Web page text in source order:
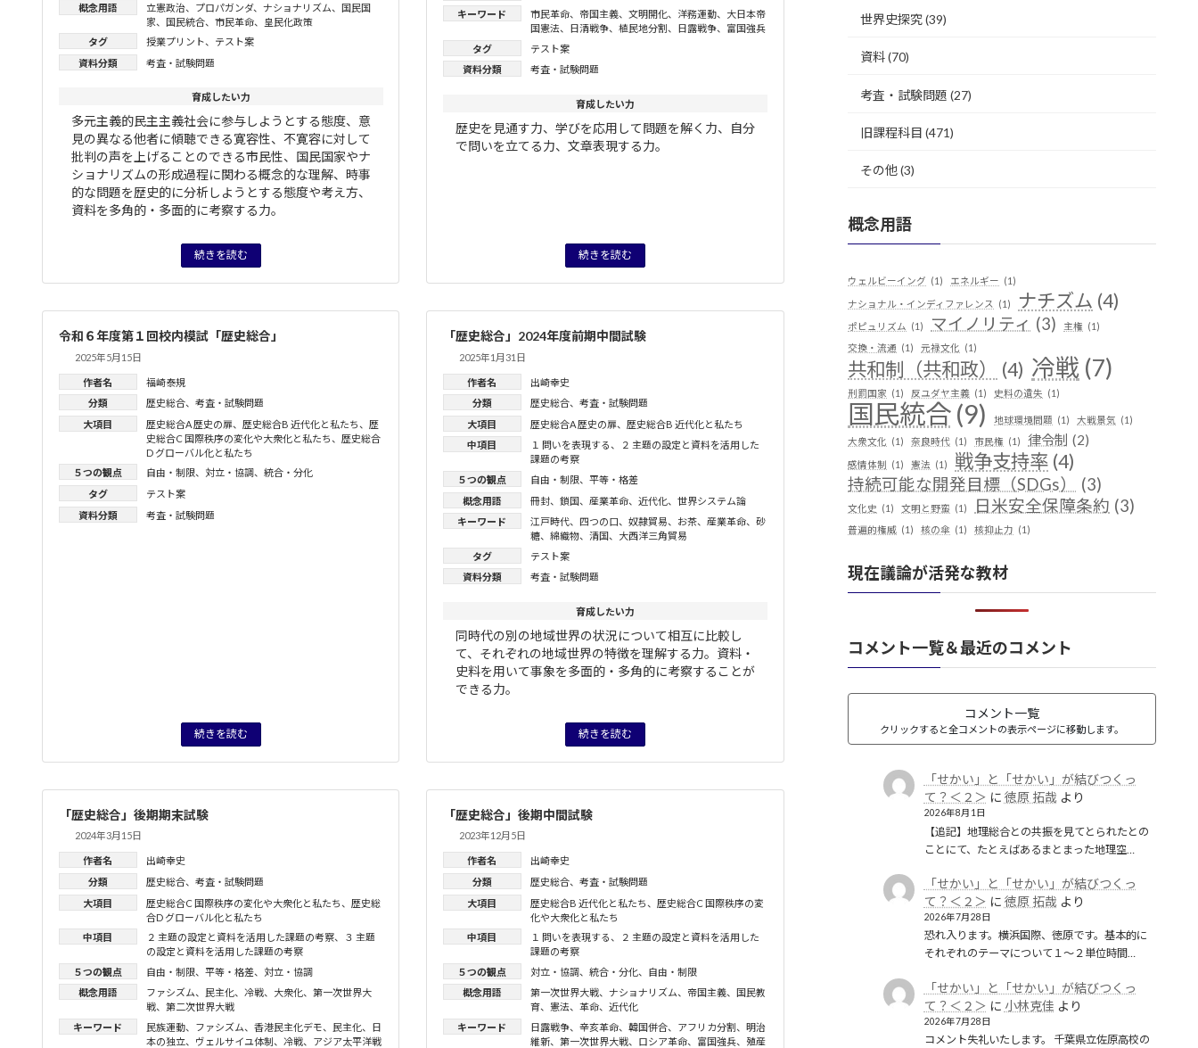
タグ 授業プリント、 テスト案
概念用語
立憲政治、 プロパガンダ、 ナショナリズム、 国民国
家、 国民統合、 市民革命、 皇民化政策
資料分類 考査・試験問題
続きを読む
育成したい力
多元主義的民主主義社会に参与しようとする態度、意
見の異なる他者に傾聴できる寛容性、不寛容に対して
批判の声を上げることのできる市民性、国民国家やナ
ショナリズムの形成過程に関わる概念的な理解、時事
的な問題を歴史的に分析しようとする態度や考え方、
資料を多角的・多面的に考察する力。
タグ テスト案
キーワード
市民革命、 帝国主義、 文明開化、 洋務運動、 大日本帝
国憲法、 日清戦争、 植民地分割 、 日露戦争、 富国強兵
資料分類 考査・試験問題
続きを読む
育成したい力
歴史を見通す力、学びを応用して問題を解く力、自分
で問いを立てる力、文章表現する力。
令和６年度第１回校内模試「歴史総合」
2025年5月15日
タグ テスト案
作者名 福崎泰規
大項目 歴史総合A 歴史の扉、 歴史総合B 近代化と私たち、 歴
史総合C 国際秩序の変化や大衆化と私たち、 歴史総合
D グローバル化と私たち
５つの観点
自由・制限、 対立・協調、 統合・分化
分類 歴史総合、 考査・試験問題
資料分類 考査・試験問題
続きを読む
「歴史総合」2024年度前期中間試験
2025年1月31日
タグ テスト案
作者名 出崎幸史
大項目 歴史総合A 歴史の扉、 歴史総合B 近代化と私たち
中項目
１ 問いを表現する、
２ 主題の設定と資料を活用した
課題の考察
５つの観点
自由・制限、 平等・格差
概念用語
冊封、 鎖国、 産業革命、 近代化、 世界システム論
キーワード
江戸時代、 四つの口、 奴隷貿易、 お茶、 産業革命、 砂
糖、 綿織物、 清国、 大西洋三角貿易
分類 歴史総合、 考査・試験問題
資料分類 考査・試験問題
続きを読む
育成したい力
同時代の別の地域世界の状況について相互に比較し
て、それぞれの地域世界の特徴を理解する力。資料・
史料を用いて事象を多面的・多角的に考察することが
できる力。
「歴史総合」後期期末試験
2024年3月15日
作者名 出崎幸史
大項目 歴史総合C 国際秩序の変化や大衆化と私たち 、 歴史総
合D グローバル化と私たち
中項目
２ 主題の設定と資料を活用した課題の考察、
３ 主題
の設定と資料を活用した課題の考察
５つの観点
自由・制限、 平等・格差、
対立・協調
概念用語
ファシズム、 民主化、 冷戦、 大衆化、 第一次世界大
戦、 第二次世界大戦
キーワード
民族運動、 ファシズム、 香港民主化デモ、 民主化、
日
本の独立、 ヴェルサイユ体制、 冷戦、
アジア太平洋戦
分類 歴史総合、 考査・試験問題
「歴史総合」後期中間試験
2023年12月5日
作者名 出崎幸史
大項目 歴史総合B 近代化と私たち 、 歴史総合C 国際秩序の変
化や大衆化と私たち
中項目
１ 問いを表現する、
２ 主題の設定と資料を活用した
課題の考察
５つの観点
対立・協調、 統合・分化、 自由・制限
概念用語
第一次世界大戦、 ナショナリズム、 帝国主義、
国民教
育、 憲法、 革命、 近代化
キーワード
日露戦争、 辛亥革命、 韓国併合、 アフリカ分割、 明治
維新、 第一次世界大戦、 ロシア革命、 富国強兵、 殖産
分類 歴史総合、 考査・試験問題
世界史探究(39)
資料(70)
考査・試験問題 (27)
旧課程科目 (471)
その他(3)
概念用語
ウェルビーイング (1) エネルギー (1)
ナショナル・インディファレンス
(1) ナチズム (4)
ポピュリズム (1) マイノリティ (3) 主権 (1)
交換・流通 (1) 元禄文化 (1)
共和制（共和政） (4) 冷戦 (7)
刑罰国家 (1) 反ユダヤ主義 (1) 史料の遺失 (1)
国民統合 (9) 地球環境問題 (1) 大戦景気 (1)
大衆文化 (1) 奈良時代 (1) 市民権 (1) 律令制 (2)
感情体制 (1) 憲法 (1) 戦争支持率 (4)
持続可能な開発目標（SDGs） (3)
文化史 (1) 文明と野蛮 (1) 日米安全保障条約 (3)
普遍的権威 (1) 核の傘 (1) 核抑止力 (1)
歴史実践 (1) 民族独立運動
都城制 (1) 鎖国(4) 革命 (1)
現在議論が活発な教材
コメント一覧＆最近のコメント
コメント一覧
クリックすると全コメントの表示ページに移動します。
「せかい」と「せかい」が結びつくっ
て？＜２＞ に 徳原 拓哉 より
2026年8月1日
【追記】地理総合との共振を見てとられたとの
ことにて、たとえばあるまとまった地理空…
「せかい」と「せかい」が結びつくっ
て？＜２＞ に 徳原 拓哉 より
2026年7月28日
恐れ入ります。横浜国際、徳原です。基本的に
それぞれのテーマについて１〜２単位時間…
「せかい」と「せかい」が結びつくっ
て？＜２＞ に 小林克佳 より
2026年7月28日
コメント失礼いたします。 千葉県立佐原高校の